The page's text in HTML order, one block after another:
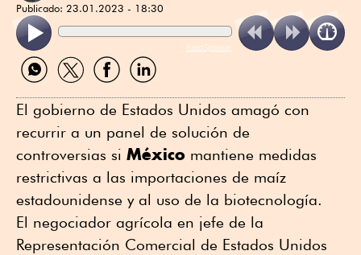
Publicado: 23.01.2023 - 18:30
ReadSpeaker
Compartir
por
Compartir
por
Compartir
por
Compartir
por
El gobierno de Estados Unidos amagó con
recurrir a un panel de solución de
controversias si México mantiene medidas
restrictivas a las importaciones de maíz
estadounidense y al uso de la biotecnología.
El negociador agrícola en jefe de la
Representación Comercial de Estados Unidos